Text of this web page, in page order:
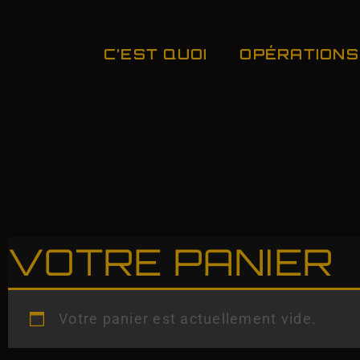
C’EST QUOI OPÉRATIONS
VOTRE PANIER
Votre panier est actuellement vide.